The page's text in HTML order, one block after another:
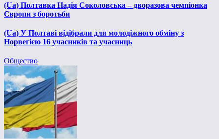
(Ua) Полтавка Надія Соколовська – дворазова чемпіонка
Європи з боротьби
(Ua) У Полтаві відібрали для молодіжного обміну з
Норвегією 16 учасників та учасниць
Общество